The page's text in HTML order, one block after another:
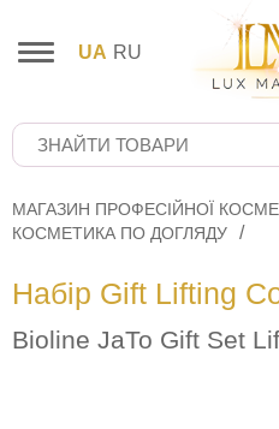
UA RU
МАГАЗИН ПРОФЕСІЙНОЇ
КОСМЕТИКА ПО ДОГЛЯДУ
Набір Gift Lifting
Bioline JaTo Gift Set